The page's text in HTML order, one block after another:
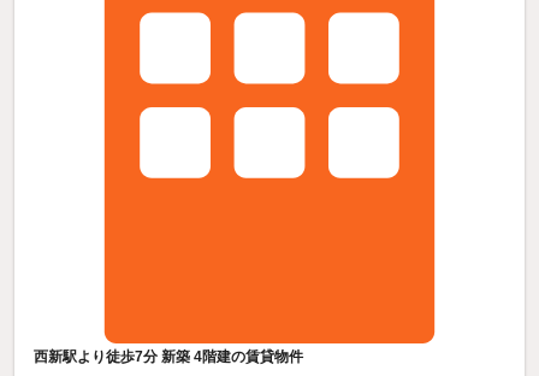
西新駅より徒歩7分 新築 4階建の賃貸物件